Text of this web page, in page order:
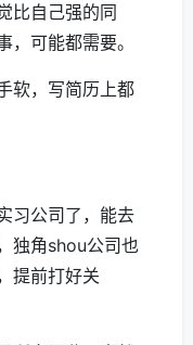
比自己强的同
可能都需要。
软，写简历上都
习公司了，能去
独角shou公司也
提前打好关